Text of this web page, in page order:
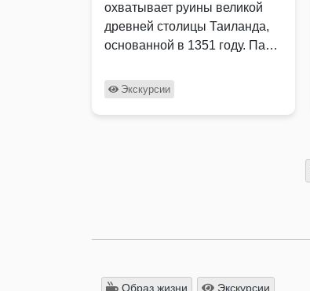
охватывает руины великой
древней столицы Таиланда,
основанной в 1351 году. Парк
Экскурсии
Образ жизни Экскурсии